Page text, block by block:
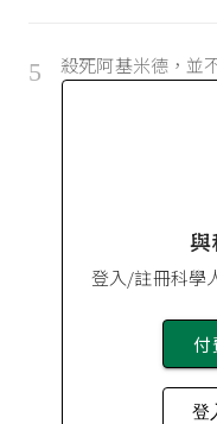
5 殺死阿基米德，並
登入/註冊科學
付
登